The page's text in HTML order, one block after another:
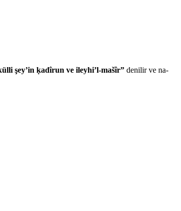
şey’in ḳadîrun ve ileyhi’l-mašîr” denilir ve na­